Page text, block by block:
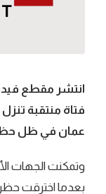
انتشر مقطع
فتاة منتقبة
عمان في ظل
وتمكنت الجهات
بعدما اخترقت حظر